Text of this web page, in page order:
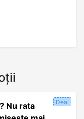
Deal
Nu rata